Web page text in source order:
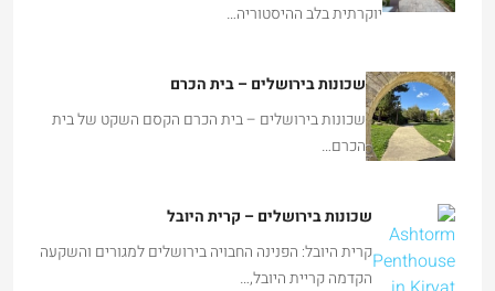
יוקרתית בלב ההיסטוריה…
שכונות בירושלים – בית הכרם
שכונות בירושלים – בית הכרם הקסם השקט של בית
הכרם…
שכונות בירושלים – קרית היובל
קרית היובל: הפנינה החבויה בירושלים למגורים והשקעה
הקדמה קריית היובל,…